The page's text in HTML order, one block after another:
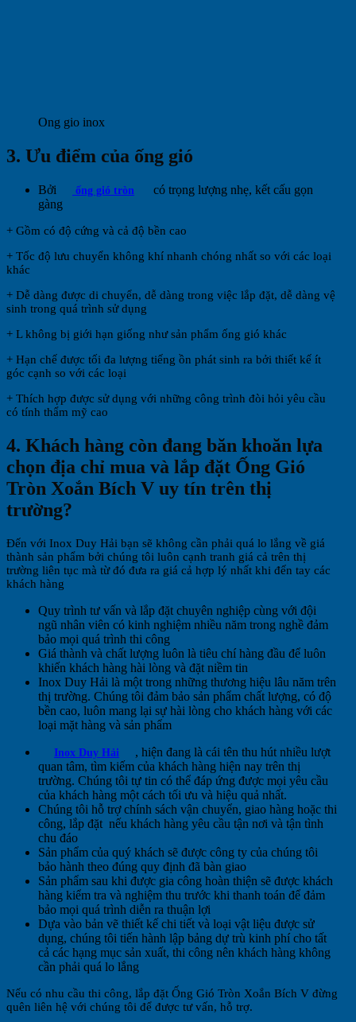
Ong gio inox
3. Ưu điểm của ống gió
Bởi ống gió tròn
có trọng lượng nhẹ, kết cấu gọn
gàng
+ Gồm có độ cứng và cả độ bền cao
+ Tốc độ lưu chuyển không khí nhanh chóng nhất so với các loại
khác
+ Dễ dàng được di chuyển, dễ dàng trong việc lắp đặt, dễ dàng vệ
sinh trong quá trình sử dụng
+ L không bị giới hạn giống như sản phẩm ống gió khác
+ Hạn chế được tối đa lượng tiếng ồn phát sinh ra bởi thiết kế ít
góc cạnh so với các loại
+ Thích hợp được sử dụng với những công trình đòi hỏi yêu cầu
có tính thẩm mỹ cao
4. Khách hàng còn đang băn khoăn lựa
chọn địa chỉ mua và lắp đặt Ống Gió
Tròn Xoắn Bích V uy tín trên thị
trường?
Đến với Inox Duy Hải bạn sẽ không cần phải quá lo lắng về giá
thành sản phẩm bởi chúng tôi luôn cạnh tranh giá cả trên thị
trường liên tục mà từ đó đưa ra giá cả hợp lý nhất khi đến tay các
khách hàng
Quy trình tư vấn và lắp đặt chuyên nghiệp cùng với đội
ngũ nhân viên có kinh nghiệm nhiều năm trong nghề đảm
bảo mọi quá trình thi công
Giá thành và chất lượng luôn là tiêu chí hàng đầu để luôn
khiến khách hàng hài lòng và đặt niềm tin
Inox Duy Hải là một trong những thương hiệu lâu năm trên
thị trường. Chúng tôi đảm bảo sản phẩm chất lượng, có độ
bền cao, luôn mang lại sự hài lòng cho khách hàng với các
loại mặt hàng và sản phẩm
Inox Duy Hải
, hiện đang là cái tên thu hút nhiều lượt
quan tâm, tìm kiếm của khách hàng hiện nay trên thị
trường. Chúng tôi tự tin có thể đáp ứng được mọi yêu cầu
của khách hàng một cách tối ưu và hiệu quả nhất.
Chúng tôi hỗ trợ chính sách vận chuyển, giao hàng hoặc thi
công, lắp đặt nếu khách hàng yêu cầu tận nơi và tận tình
chu đáo
Sản phẩm của quý khách sẽ được công ty của chúng tôi
bảo hành theo đúng quy định đã bàn giao
Sản phẩm sau khi được gia công hoàn thiện sẽ được khách
hàng kiểm tra và nghiệm thu trước khi thanh toán để đảm
bảo mọi quá trình diễn ra thuận lợi
Dựa vào bản vẽ thiết kế chi tiết và loại vật liệu được sử
dụng, chúng tôi tiến hành lập bảng dự trù kinh phí cho tất
cả các hạng mục sản xuất, thi công nên khách hàng không
cần phải quá lo lắng
Nếu có nhu cầu thi công, lắp đặt Ống Gió Tròn Xoắn Bích V đừng
quên liên hệ với chúng tôi để được tư vấn, hỗ trợ.